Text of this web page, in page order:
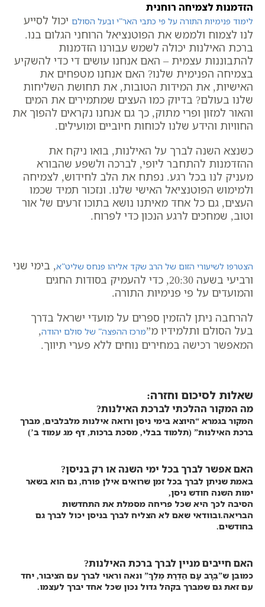
הזדמנות לצמיחה רוחנית
לימוד פנימיות התורה על פי כתבי האר”י ובעל הסולם יכול לסייע
לנו לצמוח ולממש את הפוטנציאל הרוחני הגלום בנו.
ברכת האילנות יכולה לשמש עבורנו הזדמנות
להתבוננות עצמית – האם אנחנו עושים די כדי להשקיע
בצמיחה הפנימית שלנו? האם אנחנו מטפחים את
האישיות, את המידות הטובות, את תחושת השליחות
שלנו בעולם? בדיוק כמו העצים שמתמירים את המים
והאור למזון ופרי מתוק, כך גם אנחנו נקראים להפוך את
החוויות והידע שלנו לכוחות חיוביים ומועילים.
כשנצא השנה לברך על האילנות, בואו ניקח את
ההזדמנות להתחבר ליופי, לברכה ולשפע שהבורא
מעניק לנו בכל רגע. נפתח את הלב לחידוש, לצמיחה
ולמימוש הפוטנציאל האישי שלנו. ונזכור תמיד שכמו
העצים, גם כל אחד מאיתנו נושא בתוכו זרעים של אור
וטוב, שמחכים לרגע הנכון כדי לפרוח.
הצטרפו לשיעורי הזום של הרב שקד אליהו פנחס שליט”א, בימי שני
ורביעי בשעה 20:30, כדי להעמיק בסודות החגים
והמועדים על פי פנימיות התורה.
להרחבה ניתן להזמין ספרים על מועדי ישראל בדרך
בעל הסולם ותלמידיו מ”מרכז ההפצה” של סולם יהודה,
המאפשר רכישה במחירים נוחים ללא פערי תיווך.
שאלות לסיכום וחזרה:
מה המקור ההלכתי לברכת האילנות?
המקור בגמרא “היוצא בימי ניסן ורואה אילנות מלבלבים, מברך
ברכת האילנות” (תלמוד בבלי, מסכת ברכות, דף מג עמוד ב’)
האם אפשר לברך בכל ימי השנה או רק בניסן?
באמת שניתן לברך בכל זמן שרואים אילן פורח, גם הוא בשאר
ימות השנה חודש ניסן,
הסיבה לכך היא שכל פריחה מסמלת את התחדשות
הבריאה.ובוודאי שאם לא הצליח לברך בניסן יכול לברך גם
בחודשים.
האם חייבים מניין לברך ברכת האילנות?
כמובן ש”בְּרָב עָם הַדְרַת מֶלֶךְ” ונאה וראוי לברך עם הציבור, יחד
עם זאת גם שמברך בקהל גדול נכון שכל אחד יברך לעצמו.